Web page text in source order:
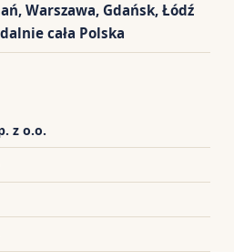
Warszawa, Gdańsk, Łódź
cała Polska
z o.o.